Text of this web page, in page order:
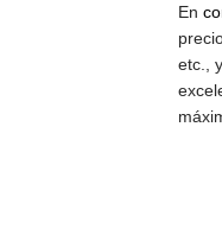
En
etc.,